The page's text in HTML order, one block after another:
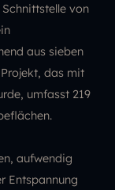
von
aus sieben
das mit
umfasst 219
aufwendig
Entspannung